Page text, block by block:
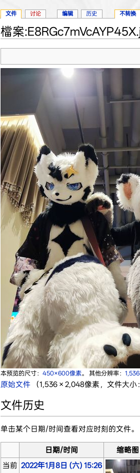
檔案
本预览的尺寸： 450×600像素。 其他分辨率：
原始文件‎ （1,536 × 2,048像素，文件大
文件历史
单击某个日期/时间查看对应时刻的文件。
日期/时间
缩略图
当前 2022年1月8日 (六) 15:26
文件 讨论 编辑 历史 不转换